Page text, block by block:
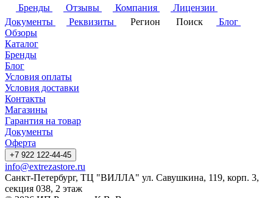
Бренды
Отзывы Компания
Лицензии
Документы
Реквизиты Регион Поиск
Блог
Обзоры
Каталог
Бренды
Блог
Условия оплаты
Условия доставки
Контакты
Магазины
Гарантия на товар
Документы
Оферта
+7 922 122-44-45
info@extrezastore.ru
Санкт-Петербург, ТЦ "ВИЛЛА" ул. Савушкина, 119, корп. 3,
секция 038, 2 этаж